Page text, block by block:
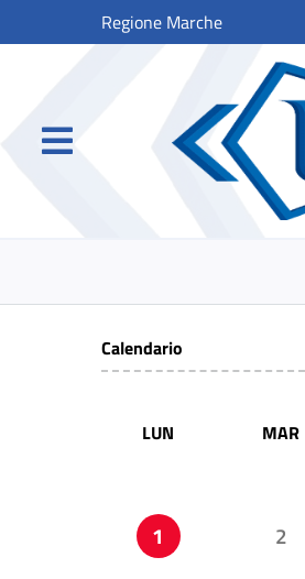
Regione Marche
Calendario
LUN MAR
1 2